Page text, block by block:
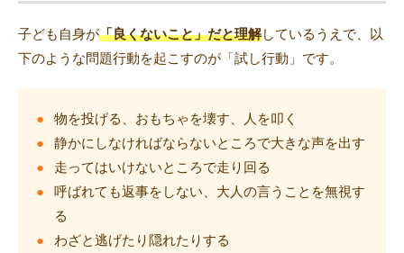
子ども自身が「良くないこと」だと理解しているうえで、以
下のような問題行動を起こすのが「試し行動」です。
物を投げる、おもちゃを壊す、人を叩く
静かにしなければならないところで大きな声を出す
走ってはいけないところで走り回る
呼ばれても返事をしない、大人の言うことを無視す
る
わざと逃げたり隠れたりする